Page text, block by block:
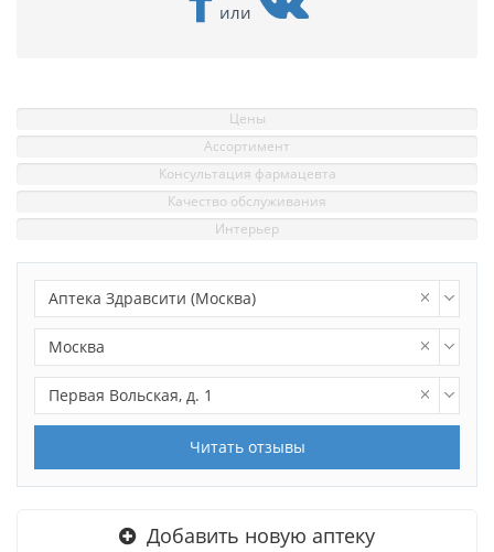
или
Цены
Ассортимент
Консультация фармацевта
Качество обслуживания
Интерьер
Аптека Здравсити (Москва)
Москва
Первая Вольская, д. 1
Читать отзывы
Добавить новую аптеку